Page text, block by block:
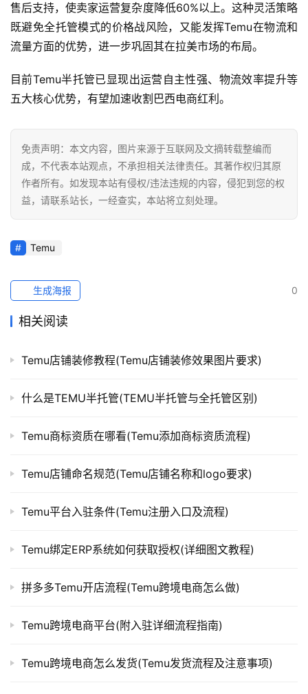
首
页
球
开
跨
境
百
科
社
营
跨
导
售后支持，使卖家运营复杂度降低60%以上。这种灵活策略
既避免全托管模式的价格战风险，又能发挥Temu在物流和
流量方面的优势，进一步巩固其在拉美市场的布局。
目前Temu半托管已显现出运营自主性强、物流效率提升等
五大核心优势，有望加速收割巴西电商红利。
免责声明：本文内容，图片来源于互联网及文摘转载整编而
成，不代表本站观点，不承担相关法律责任。其著作权归其原
作者所有。如发现本站有侵权/违法违规的内容，侵犯到您的权
益，请联系站长，一经查实，本站将立刻处理。
Temu
0
生成海报
相关阅读
Temu店铺装修教程(Temu店铺装修效果图片要求)
什么是TEMU半托管(TEMU半托管与全托管区别)
Temu商标资质在哪看(Temu添加商标资质流程)
Temu店铺命名规范(Temu店铺名称和logo要求)
Temu平台入驻条件(Temu注册入口及流程)
Temu绑定ERP系统如何获取授权(详细图文教程)
拼多多Temu开店流程(Temu跨境电商怎么做)
Temu跨境电商平台(附入驻详细流程指南)
Temu跨境电商怎么发货(Temu发货流程及注意事项)